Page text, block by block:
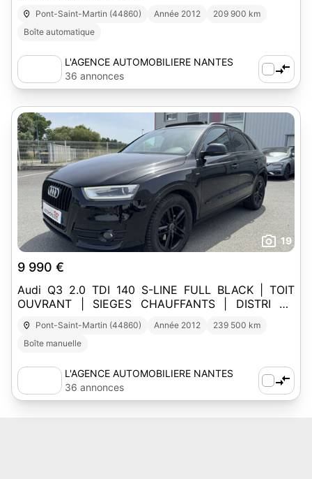
Pont-Saint-Martin (44860) Année 2012
209 900 km
Boîte automatique
L'AGENCE AUTOMOBILIERE NANTES
SUD-EST
36 annonces
19
9 990 €
Audi Q3 2.0 TDI 140 S-LINE FULL BLACK | TOIT
OUVRANT | SIEGES CHAUFFANTS | DISTRI OK
10/2025 | GARANTIE 6 MOIS
Pont-Saint-Martin (44860) Année 2012
239 500 km
Boîte manuelle
L'AGENCE AUTOMOBILIERE NANTES
SUD-EST
36 annonces